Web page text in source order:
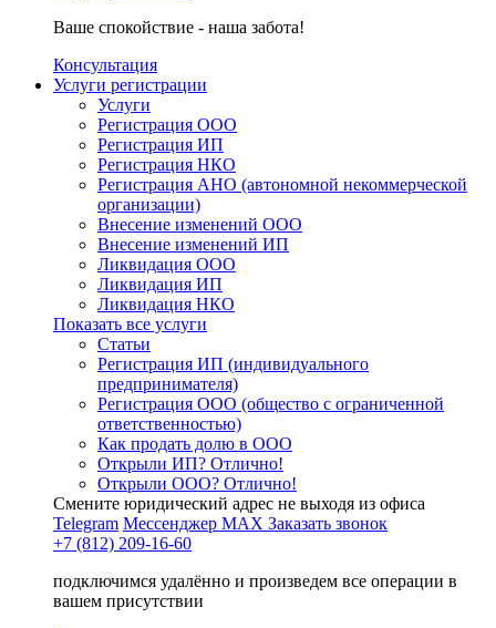
Ваше спокойствие - наша забота!
Консультация
Услуги регистрации
Услуги
Регистрация ООО
Регистрация ИП
Регистрация НКО
Регистрация АНО (автономной некоммерческой
организации)
Внесение изменений ООО
Внесение изменений ИП
Ликвидация ООО
Ликвидация ИП
Ликвидация НКО
Показать все услуги
Статьи
Регистрация ИП (индивидуального
предпринимателя)
Регистрация ООО (общество с ограниченной
ответственностью)
Как продать долю в ООО
Открыли ИП? Отлично!
Открыли ООО? Отлично!
Смените юридический адрес не выходя из офиса
Telegram Мессенджер MAX Заказать звонок
+7 (812) 209-16-60
подключимся удалённо и произведем все операции в
вашем присутствии